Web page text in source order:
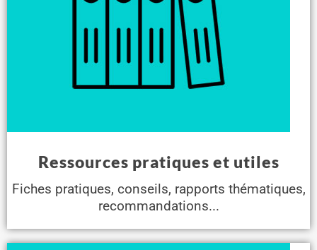
Ressources pratiques et utiles
Fiches pratiques, conseils, rapports thématiques,
recommandations...